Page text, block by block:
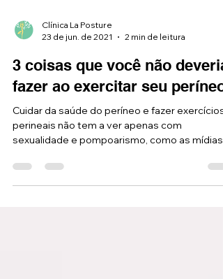
Clínica La Posture
23 de jun. de 2021
2 min de leitura
3 coisas que você não deveria
fazer ao exercitar seu períneo
Cuidar da saúde do períneo e fazer exercícios
sexualidade e pompoarismo, como as mídias